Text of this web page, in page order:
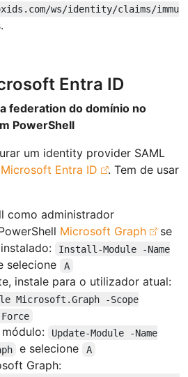
ws/identity/claims/immu
Entra ID
federation do domínio no
PowerShell
um identity provider SAML
Entra ID
. Tem de usar
como administrador
Microsoft Graph
se
Install-Module -Name
selecione A
instale para o utilizador atual:
Microsoft.Graph -Scope
Update-Module -Name
e selecione A
Graph: